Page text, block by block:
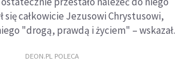
się całkowicie Jezusowi Chrystusowi,
"drogą, prawdą i życiem" – wskazał.
DEON.PL POLECA